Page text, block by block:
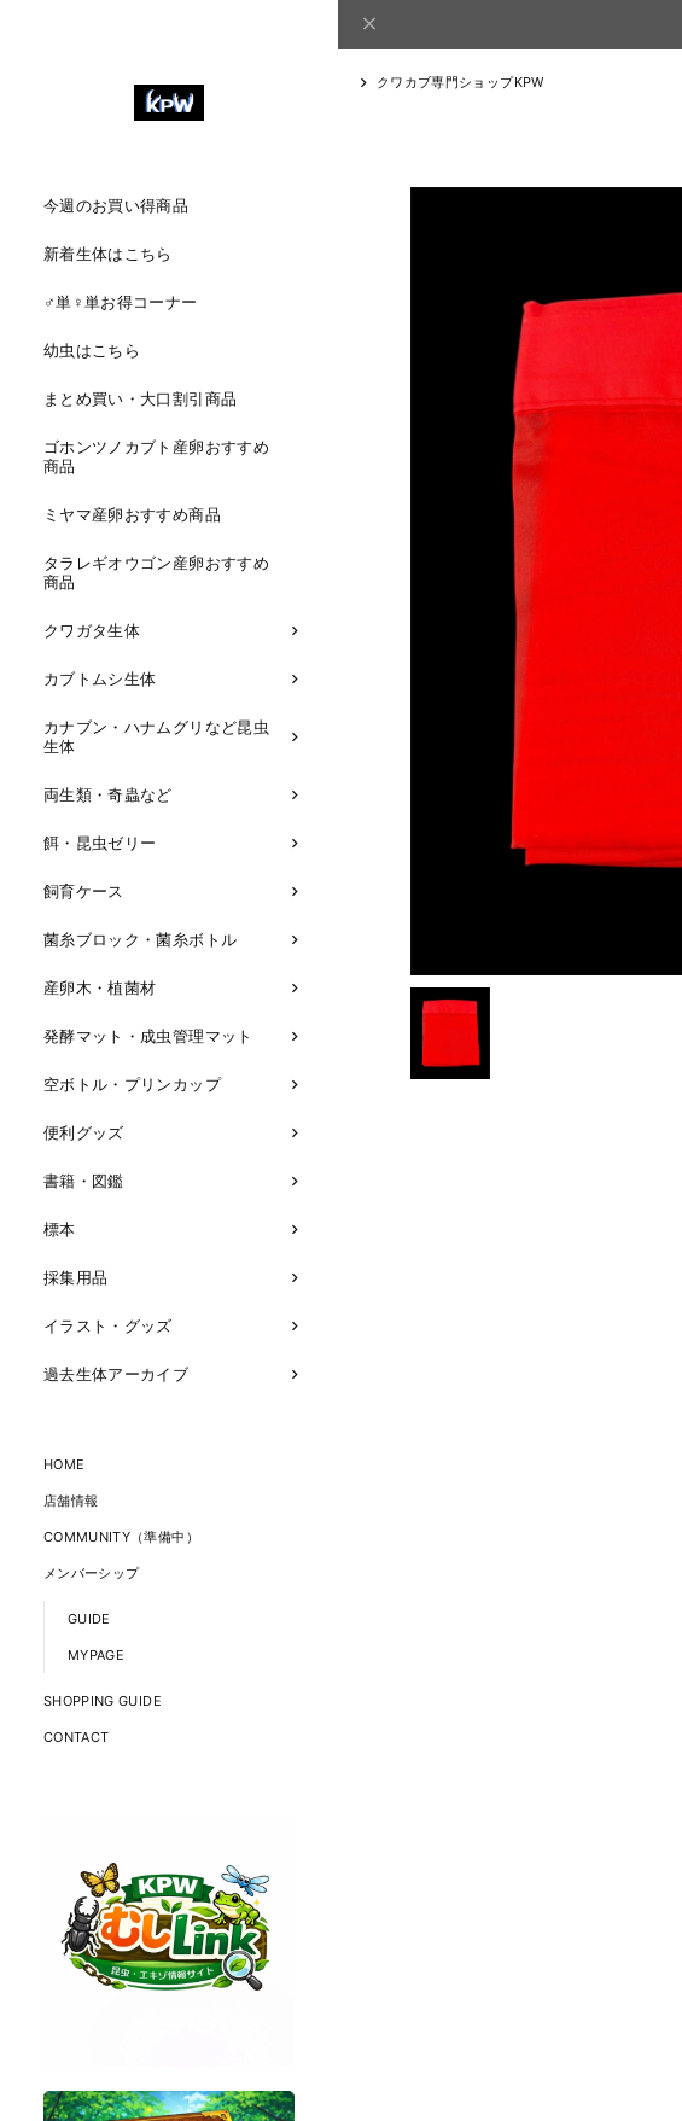
今週のお買い得商品
新着生体はこちら
♂単♀単お得コーナー
幼虫はこちら
まとめ買い・大口割引商品
ゴホンツノカブト産卵おすすめ
商品
ミヤマ産卵おすすめ商品
タラレギオウゴン産卵おすすめ
商品
クワガタ生体
カブトムシ生体
カナブン・ハナムグリなど昆虫
生体
両生類・奇蟲など
餌・昆虫ゼリー
飼育ケース
菌糸ブロック・菌糸ボトル
産卵木・植菌材
発酵マット・成虫管理マット
空ボトル・プリンカップ
便利グッズ
書籍・図鑑
標本
採集用品
イラスト・グッズ
過去生体アーカイブ
HOME
店舗情報
COMMUNITY（準備中）
メンバーシップ
GUIDE
MYPAGE
SHOPPING GUIDE
CONTACT
クワカブ専門ショップKPW